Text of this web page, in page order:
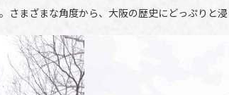
さまざまな角度から、大阪の歴史にどっぷりと浸